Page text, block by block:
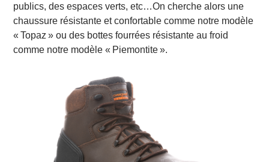
publics, des espaces verts, etc…On cherche alors une
chaussure résistante et confortable comme notre modèle
« Topaz » ou des bottes fourrées résistante au froid
comme notre modèle « Piemontite ».